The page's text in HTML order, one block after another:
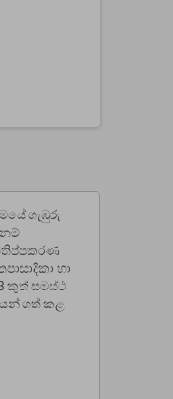
ගැඹුරු
නම්
හා
කුත් සමස්ථ
ගත් කළ